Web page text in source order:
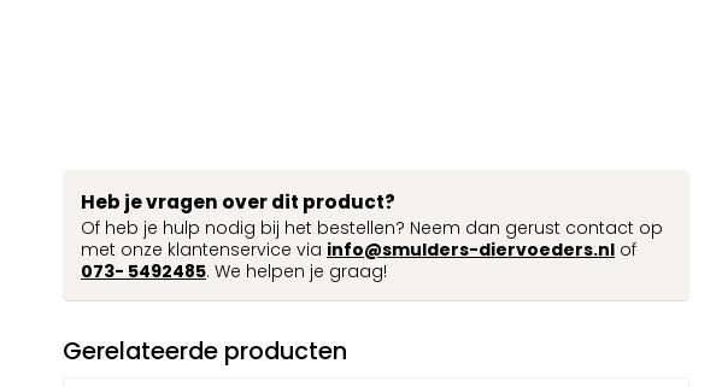
Heb je vragen over dit product?
Of heb je hulp nodig bij het bestellen? Neem dan gerust contact op
met onze klantenservice via info@smulders-diervoeders.nl of
073- 5492485. We helpen je graag!
Gerelateerde producten